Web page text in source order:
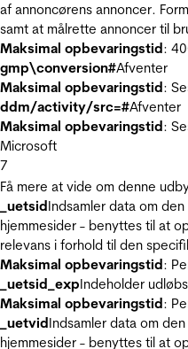
af annoncørens annoncer.
samt at målrette annoncer til
Maksimal opbevaringstid:
gmp\conversion#Afventer
Maksimal opbevaringstid:
ddm/activity/src=#Afventer
Maksimal opbevaringstid:
Microsoft
7
Få mere at vide om denne
_uetsidIndsamler data om
hjemmesider - benyttes til at
relevans i forhold til den
Maksimal opbevaringstid:
_uetsid_expIndeholder
Maksimal opbevaringstid:
_uetvidIndsamler data om
hjemmesider - benyttes til at